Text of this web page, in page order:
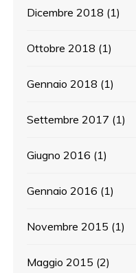
Dicembre 2018 (1)
Ottobre 2018 (1)
Gennaio 2018 (1)
Settembre 2017 (1)
Giugno 2016 (1)
Gennaio 2016 (1)
Novembre 2015 (1)
Maggio 2015 (2)